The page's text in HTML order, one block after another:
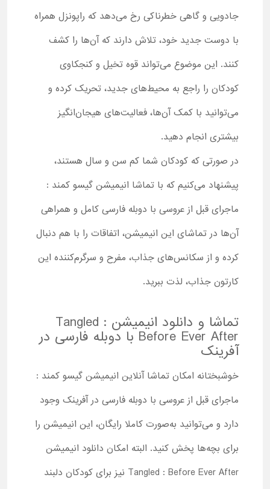
جادویی و گاهی خطرناکی رخ می‌دهد که راپونزل همراه
با دوست جدید خود، تلاش دارند که آن‌ها را کشف
کنند. این موضوع می‌تواند قوه تخیل و کنجکاوی
کودکان را راجع به محیط‌های جدید، تحریک کرده و
می‌توانید با کمک آن‌ها، فعالیت‌های هیجان‌انگیز
بیشتری انجام دهید.
در صورتی که کودکان شما کم سن و سال هستند،
پیشنهاد می‌کنیم که با تماشا انیمیشن گیسو کمند :
ماجرای قبل از عروسی با دوبله فارسی کامل و همراهی
آن‌ها در تماشای این انیمیشن، اتفاقات را با هم دنبال
کرده و از سکانس‌های جذاب، مفرح و سرگرم‌کننده این
کارتون جذاب، لذت ببرید.
تماشا و دانلود انیمیشن Tangled :
Before Ever After با دوبله فارسی در
آفرینک
خوشبختانه امکان تماشا آنلاین انیمیشن گیسو کمند :
ماجرای قبل از عروسی با دوبله فارسی در آفرینک وجود
دارد و می‌توانید به‌صورت کاملا رایگان، این انیمیشن را
برای بچه‌ها پخش کنید. البته امکان دانلود انیمیشن
Tangled : Before Ever After نیز برای کودکان دلبند